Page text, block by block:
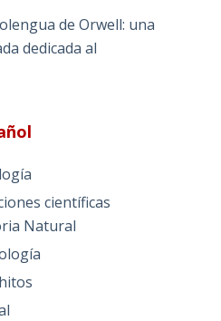
de Orwell: una
dedicada al
científicas
Natural